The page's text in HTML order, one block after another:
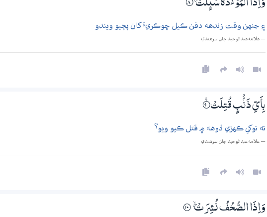
وَاِذَا الْمَوْءٗدَةُ سُىِٕلَتْ ۽ 8‏۝
۽ جنهن وقت زندهه دفن ڪيل ڇوڪريءَ کان پڇيو ويندو
— علامه عبدالوحيد جان سرھندي
بِاَيِّ ذَنْۢبٍ قُتِلَتْ 9‏۝ۚ
ته توکي ڪهڙي ڏوهه ۾ قتل ڪيو ويو؟
— علامه عبدالوحيد جان سرھندي
وَاِذَا الصُّحُفُ نُشِرَتْ ۽ ۝10